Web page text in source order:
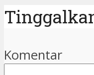
Komentar